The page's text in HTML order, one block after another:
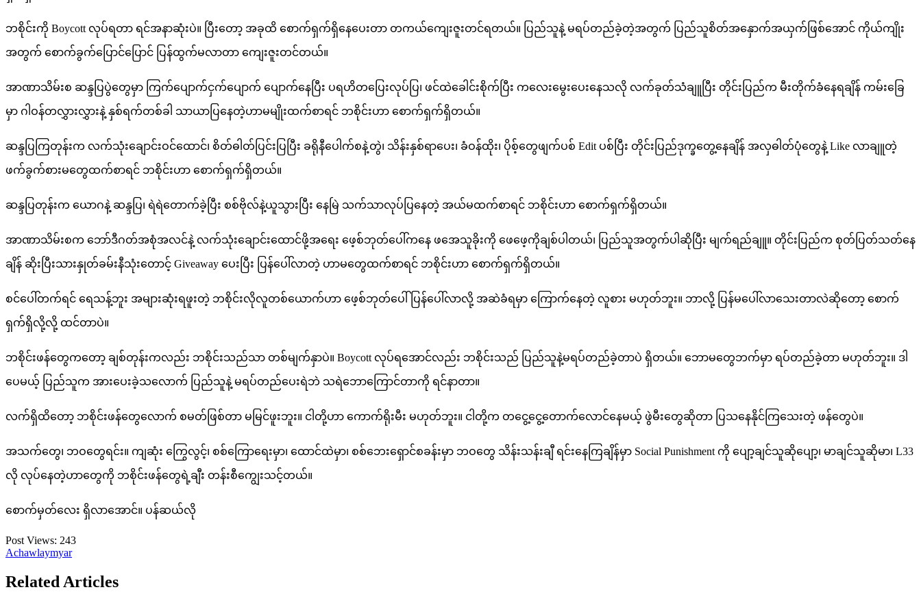
ဘစိုင်းကို Boycott လုပ်ရတာ ရင်အနာဆုံးပဲ။ ပြီးတော့ အခုထိ စောက်ရှက်ရှိနေပေးတာ တကယ်ကျေးဇူးတင်ရတယ်။ ပြည်သူနဲ့ မရပ်တည်ခဲ့တဲ့အတွက် ပြည်သူစိတ်အနှောက်အယှက်ဖြစ်အောင် ကိုယ်ကျိုး
အတွက် စောက်ခွက်ပြောင်ပြောင် ပြန်ထွက်မလာတာ ကျေးဇူးတင်တယ်။
အာဏာသိမ်းစ ဆန္ဒပြပွဲတွေမှာ ကြက်ပျောက်ငှက်ပျောက် ပျောက်နေပြီး ပရဟိတပြေးလုပ်ပြ၊ ဖင်ထဲခေါင်းစိုက်ပြီး ကလေးမွေးပေးနေသလို လက်ခုတ်သံချူပြီး တိုင်းပြည်က မီးတိုက်ခံနေရချိန် ကမ်းခြေ
မှာ ဂါဝန်တလွှားလွှားနဲ့ နှစ်ရက်တစ်ခါ သာယာပြနေတဲ့ဟာမမျိုးထက်စာရင် ဘစိုင်းဟာ စောက်ရှက်ရှိတယ်။
ဆန္ဒပြကြတုန်းက လက်သုံးချောင်းဝင်ထောင်၊ စိတ်ဓါတ်ပြင်းပြပြီး ခရိုနီပေါက်စနဲ့တွဲ၊ သိန်းနှစ်ရာပေး၊ ခံဝန်ထိုး၊ ပိုစ့်တွေဖျက်ပစ် Edit ပစ်ပြီး တိုင်းပြည်ဒုက္ခတွေ့နေချိန် အလှဓါတ်ပုံတွေနဲ့ Like လာချူတဲ့
ဖက်ခွက်စားမတွေထက်စာရင် ဘစိုင်းဟာ စောက်ရှက်ရှိတယ်။
ဆန္ဒပြတုန်းက ယောဂနဲ့ ဆန္ဒပြ၊ ရဲရဲတောက်ခဲ့ပြီး စစ်ဗိုလ်နဲ့ယူသွားပြီး နေမြဲ သက်သာလုပ်ပြနေတဲ့ အယ်မထက်စာရင် ဘစိုင်းဟာ စောက်ရှက်ရှိတယ်။
အာဏာသိမ်းစက ဘော်ဒီဂတ်အစုံအလင်နဲ့ လက်သုံးချောင်းထောင်ဖို့အရေး ဖေ့စ်ဘုတ်ပေါ်ကနေ ဖအေသူခိုးကို ဖေဖေ့ကိုချစ်ပါတယ်၊ ပြည်သူအတွက်ပါဆိုပြီး မျက်ရည်ချူ။ တိုင်းပြည်က စုတ်ပြတ်သတ်နေ
ချိန် ဆိုးပြီးသားနှုတ်ခမ်းနီသုံးတောင့် Giveaway ပေးပြီး ပြန်ပေါ်လာတဲ့ ဟာမတွေထက်စာရင် ဘစိုင်းဟာ စောက်ရှက်ရှိတယ်။
စင်ပေါ်တက်ရင် ရေသန့်ဘူး အများဆုံးရဖူးတဲ့ ဘစိုင်းလိုလူတစ်ယောက်ဟာ ဖေ့စ်ဘုတ်ပေါ် ပြန်ပေါ်လာလို့ အဆဲခံရမှာ ကြောက်နေတဲ့ လူစား မဟုတ်ဘူး။ ဘာလို့ ပြန်မပေါ်လာသေးတာလဲဆိုတော့ စောက်
ရှက်ရှိလို့လို့ ထင်တာပဲ။
ဘစိုင်းဖန်တွေကတော့ ချစ်တုန်းကလည်း ဘစိုင်းသည်သာ တစ်မျက်နှာပဲ။ Boycott လုပ်ရအောင်လည်း ဘစိုင်းသည် ပြည်သူနဲ့မရပ်တည်ခဲ့တာပဲ ရှိတယ်။ ဘောမတွေဘက်မှာ ရပ်တည်ခဲ့တာ မဟုတ်ဘူး။ ဒါ
ပေမယ့် ပြည်သူက အားပေးခဲ့သလောက် ပြည်သူနဲ့ မရပ်တည်ပေးရဲဘဲ သရဲဘောကြောင်တာကို ရင်နာတာ။
လက်ရှိထိတော့ ဘစိုင်းဖန်တွေလောက် စမတ်ဖြစ်တာ မမြင်ဖူးဘူး။ ငါတို့ဟာ ကောက်ရိုးမီး မဟုတ်ဘူး။ ငါတို့က တငွေ့ငွေ့တောက်လောင်နေမယ့် ဖွဲမီးတွေဆိုတာ ပြသနေနိုင်ကြသေးတဲ့ ဖန်တွေပဲ။
အသက်တွေ၊ ဘဝတွေရင်း။ ကျဆုံး ကြွေလွင့်၊ စစ်ကြောရေးမှာ၊ ထောင်ထဲမှာ၊ စစ်ဘေးရှောင်စခန်းမှာ ဘဝတွေ သိန်းသန်းချီ ရင်းနေကြချိန်မှာ Social Punishment ကို ပျော့ချင်သူဆိုပျော့၊ မာချင်သူဆိုမာ၊ L33
လို လုပ်နေတဲ့ဟာတွေကို ဘစိုင်းဖန်တွေရဲ့ချီး တန်းစီကျွေးသင့်တယ်။
စောက်မှတ်လေး ရှိလာအောင်။ ပန်ဆယ်လို
Post Views: 243
Achawlaymyar
Related Articles